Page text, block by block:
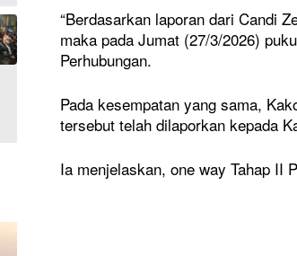
“Berdasarkan laporan dari Candi
maka pada Jumat (27/3/2026)
Perhubungan.
Pada kesempatan yang sama,
tersebut telah dilaporkan kepada
Ia menjelaskan, one way Tahap II